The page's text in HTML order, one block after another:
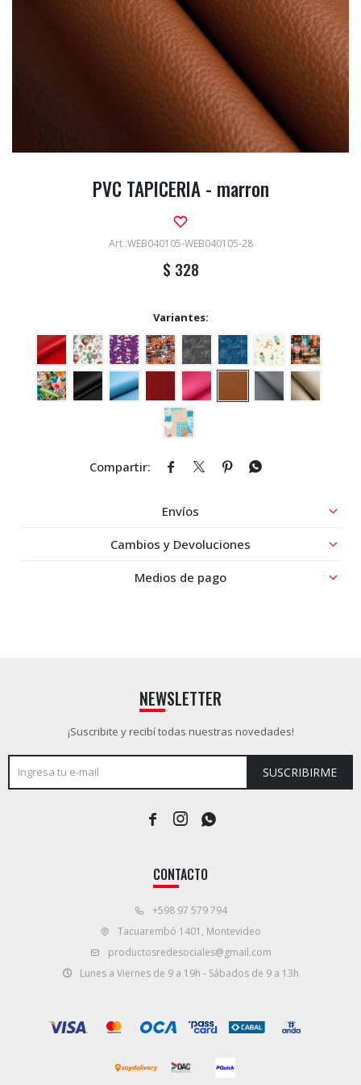
PVC TAPICERIA - marron
WEB040105-WEB040105-28
$ 328
Variantes:
   
Envíos
Cambios y Devoluciones
Medios de pago
CONTACTO
+598 97 579 794
Tacuarembó 1401, Montevideo
productosredesociales@gmail.com
Lunes a Viernes de 9 a 19h - Sábados de 9 a 13h
NEWSLETTER
¡Suscribite y recibí todas nuestras novedades!
SUSCRIBIRME
  